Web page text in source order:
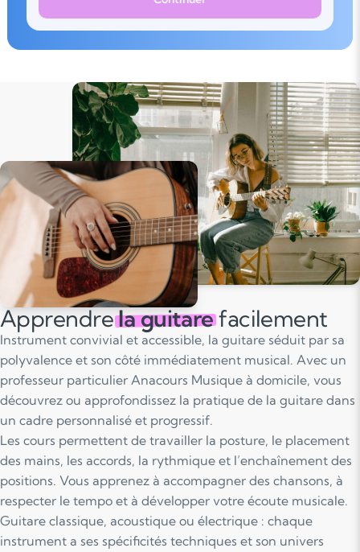
Apprendrela guitarefacilement
Instrument convivial et accessible, la guitare séduit par sa
polyvalence et son côté immédiatement musical. Avec un
professeur particulier Anacours Musique à domicile, vous
découvrez ou approfondissez la pratique de la guitare dans
un cadre personnalisé et progressif.
Les cours permettent de travailler la posture, le placement
des mains, les accords, la rythmique et l’enchaînement des
positions. Vous apprenez à accompagner des chansons, à
respecter le tempo et à développer votre écoute musicale.
Guitare classique, acoustique ou électrique : chaque
instrument a ses spécificités techniques et son univers